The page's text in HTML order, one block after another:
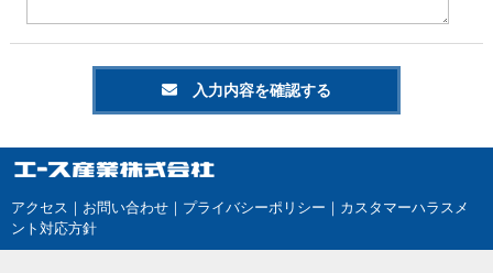
アクセス ｜ お問い合わせ ｜ プライバシーポリシー｜ カスタマーハラスメ
ント対応方針